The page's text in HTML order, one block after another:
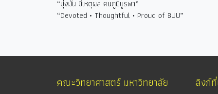
“มุ่งมั่น มีเหตุผล คนภูมิบูรพา”
“Devoted • Thoughtful • Proud of BUU”
คณะวิทยาศาสตร์ มหาวิทยาลัย
ลิงก์